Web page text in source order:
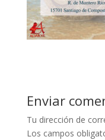
Enviar
Tu dirección de
Los campos